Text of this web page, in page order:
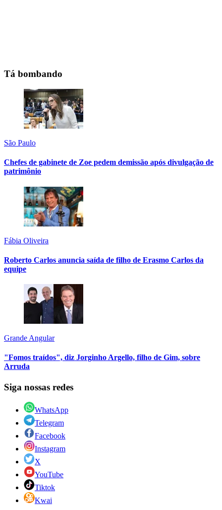
Tá bombando
São Paulo
Chefes de gabinete de Zoe pedem demissão após divulgação de
patrimônio
Fábia Oliveira
Roberto Carlos anuncia saída de filho de Erasmo Carlos da
equipe
Grande Angular
"Fomos traídos", diz Jorginho Argello, filho de Gim, sobre
Arruda
Siga nossas redes
WhatsApp
Telegram
Facebook
Instagram
X
YouTube
Tiktok
Kwai